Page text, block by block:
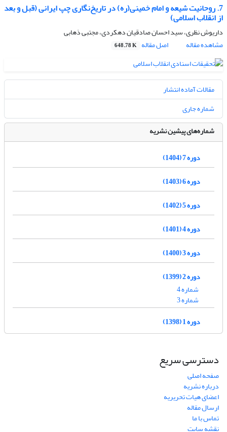
7. روحانیت شیعه و امام خمینی(ره) در تاریخ‌نگاری چپ ایرانی (قبل و بعد
از انقلاب اسلامی)
داریوش نظری، سید احسان صادقیان دهکردی، مجتبی ذهابی
مشاهده مقاله
اصل مقاله 648.78 K
مقالات آماده انتشار
شماره جاری
شماره‌های پیشین نشریه
دوره 7 (1404)
دوره 6 (1403)
دوره 5 (1402)
دوره 4 (1401)
دوره 3 (1400)
دوره 2 (1399)
شماره 4
شماره 3
دوره 1 (1398)
دسترسی سریع
صفحه اصلی
درباره نشریه
اعضای هیات تحریریه
ارسال مقاله
تماس با ما
نقشه سایت